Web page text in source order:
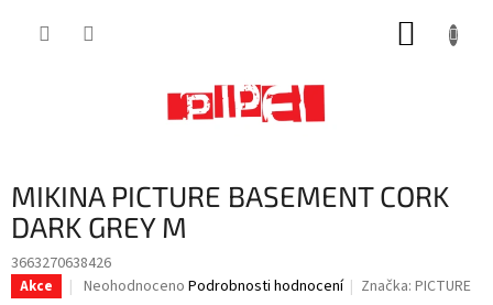
MIKINA PICTURE BASEMENT CORK
DARK GREY M
3663270638426
Akce
Průměrné
Neohodnoceno Podrobnosti hodnocení Značka:PICTURE